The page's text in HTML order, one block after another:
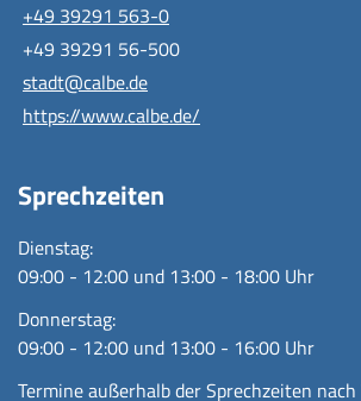
+49 39291 563-0
+49 39291 56-500
stadt@calbe.de
https://www.calbe.de/
Sprechzeiten
Dienstag:
09:00 - 12:00 und 13:00 - 18:00 Uhr
Donnerstag:
09:00 - 12:00 und 13:00 - 16:00 Uhr
Termine außerhalb der Sprechzeiten